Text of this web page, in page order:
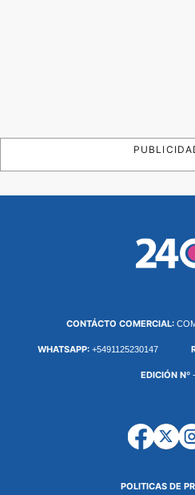
CONTÁCTO COMERCIAL:
WHATSAPP: +5491125230147
EDICIÓN Nº
POLITICAS DE